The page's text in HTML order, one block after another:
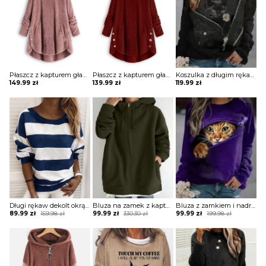
Płaszcz z kapturem gładkimi guzikami kurtka Pamila
149.99 zł
Płaszcz z kapturem gładkimi guzikami kurtka Fennie
139.99 zł
Koszulka z długim rękawem graficznym nadrukiem kota bluza Artura
119.99 zł
Długi rękaw dekolt okrągły paski ściągacz luźna casual na co dzień do pracy zima jesień bluzka Lorene
159.98zł
Original
159.98 zł.
89.99 zł
Current
89.99 zł.
Bluza na zamek z kapturem oversize
330.30zł
Original
was:
330.30 zł.
99.99 zł
Current
is:
99.99 zł.
Bluza z zamkiem i nadrukiem
199.98zł
Original
was:
199.98 zł.
99.99 zł
Current
is:
99.99 zł.